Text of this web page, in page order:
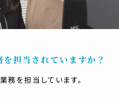
担当されていますか？
務を担当しています。